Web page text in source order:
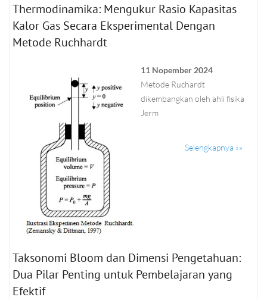
Thermodinamika: Mengukur Rasio Kapasitas
Kalor Gas Secara Eksperimental Dengan
Metode Ruchhardt
11 Nopember 2024
Metode Ruchardt
dikembangkan oleh ahli fisika
Jerm
Selengkapnya »»
Taksonomi Bloom dan Dimensi Pengetahuan:
Dua Pilar Penting untuk Pembelajaran yang
Efektif